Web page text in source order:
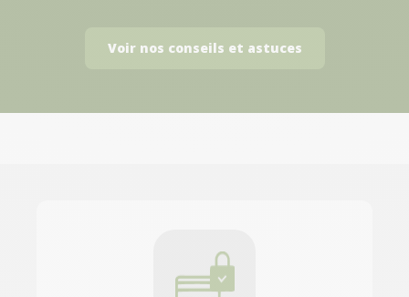
Voir nos conseils et astuces